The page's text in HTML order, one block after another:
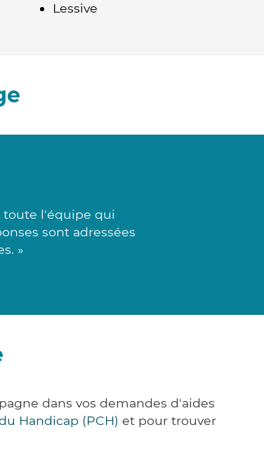
Lessive
toute l'équipe qui
sont adressées
»
dans vos demandes d'aides
Handicap (PCH) et pour trouver